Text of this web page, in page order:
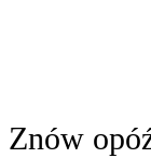
Znów